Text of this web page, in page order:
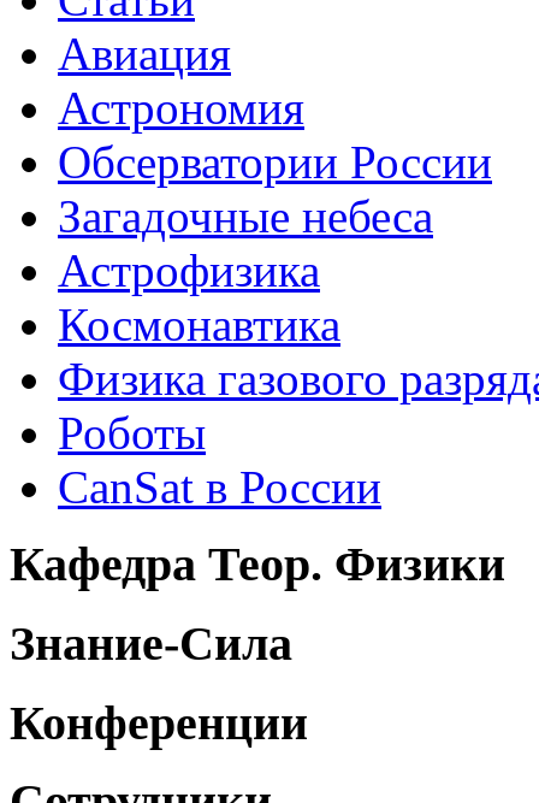
Авиация
Астрономия
Обсерватории России
Загадочные небеса
Астрофизика
Космонавтика
Физика газового
Роботы
CanSat в России
Кафедра Теор. Физики
Знание-Сила
Конференции